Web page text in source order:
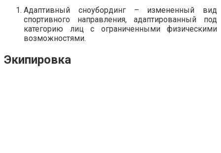
Адаптивный сноубординг – измененный вид
спортивного направления, адаптированный под
категорию лиц с ограниченными физическими
возможностями.
Экипировка